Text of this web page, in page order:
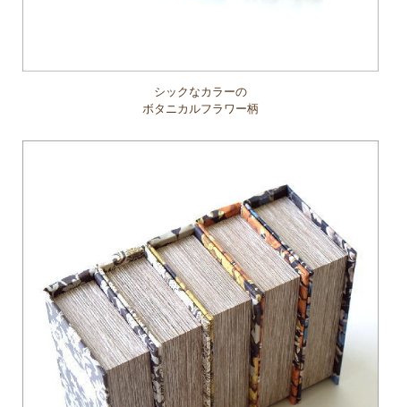
シックなカラーの
ボタニカルフラワー柄